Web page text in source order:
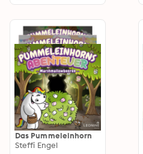
Das Pummeleinhorn
Steffi Engel